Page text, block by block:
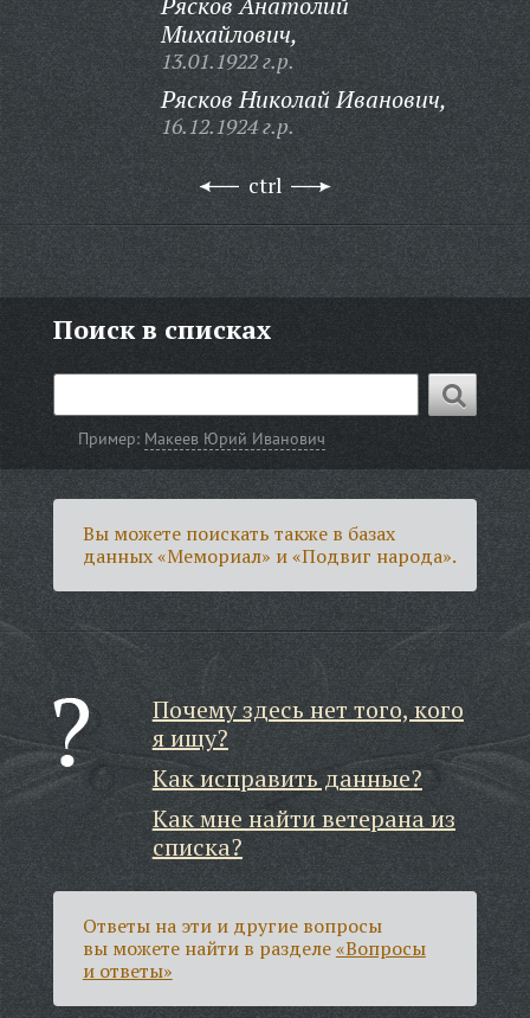
Михайлович,
13.01.1922 г.р.
Рясков Николай Иванович,
16.12.1924 г.р.
ctrl
Поиск в списках
Пример: Макеев Юрий Иванович
Вы можете поискать также в базах
данных «Мемориал» и «Подвиг народа».
Почему здесь нет того, кого
я ищу?
Как исправить данные?
Как мне найти ветерана из
списка?
Ответы на эти и другие вопросы
вы можете найти в разделе«Вопросы
и ответы»